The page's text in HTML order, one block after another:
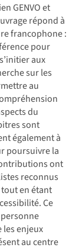
GENVO et
répond à
francophone :
pour
aux
sur les
au
du
sont
également à
poursuivre la
ont
reconnus
en étant
Ce
enjeux
au centre